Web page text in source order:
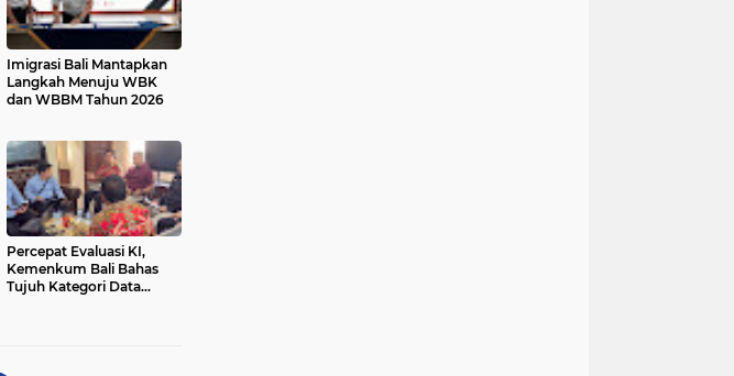
Imigrasi Bali Mantapkan
Langkah Menuju WBK
dan WBBM Tahun 2026
Percepat Evaluasi KI,
Kemenkum Bali Bahas
Tujuh Kategori Data